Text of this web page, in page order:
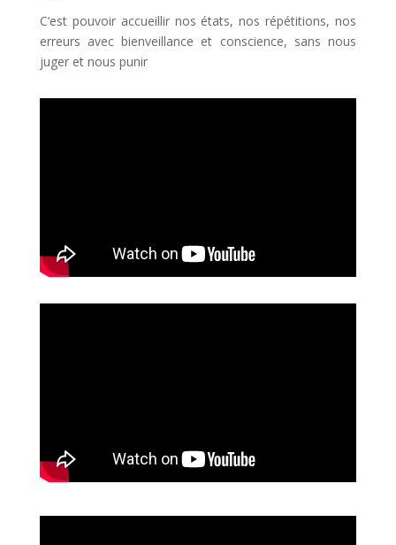
C‘est pouvoir accueillir nos états, nos répétitions, nos
erreurs avec bienveillance et conscience, sans nous
juger et nous punir